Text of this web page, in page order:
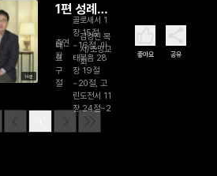
14분
1편 성례전
이란 무엇
인가?
출연
자
김경진 목
사/소망교
회
대
표
구
절
골로새서 1
장 15절
~16절, 마
태복음 28
장 19절
~20절, 고
린도전서 11
장 24절~2
좋아요 공유